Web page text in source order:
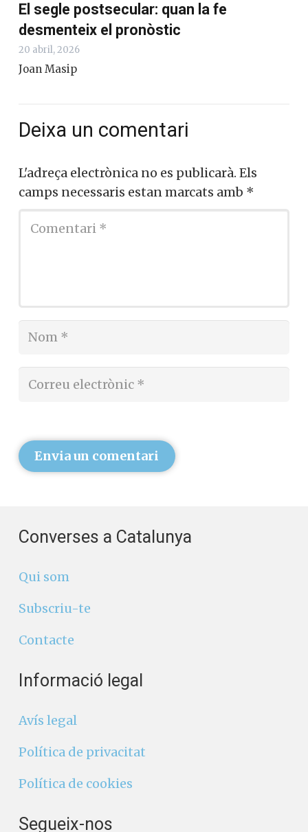
El segle postsecular: quan la fe
desmenteix el pronòstic
20 abril, 2026
Joan Masip
Deixa un comentari
L'adreça electrònica no es publicarà. Els
camps necessaris estan marcats amb *
Envia un comentari
Converses a Catalunya
Qui som
Subscriu-te
Contacte
Informació legal
Avís legal
Política de privacitat
Política de cookies
Segueix-nos